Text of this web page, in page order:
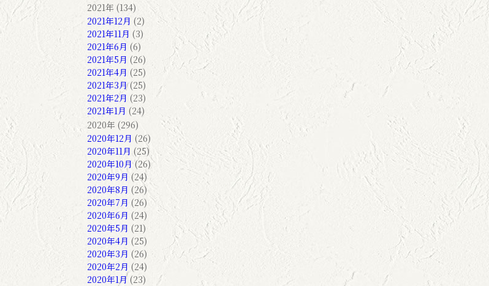
2021年 (134)
2021年12月 (2)
2021年11月 (3)
2021年6月 (6)
2021年5月 (26)
2021年4月 (25)
2021年3月(25)
2021年2月 (23)
2021年1月 (24)
2020年 (296)
2020年12月 (26)
2020年11月 (25)
2020年10月(26)
2020年9月 (24)
2020年8月 (26)
2020年7月 (26)
2020年6月 (24)
2020年5月 (21)
2020年4月 (25)
2020年3月 (26)
2020年2月 (24)
2020年1月 (23)